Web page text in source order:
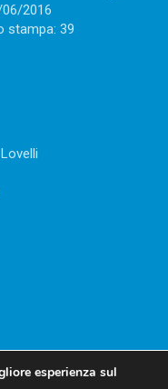
2016
stampa: 39
esperienza sul